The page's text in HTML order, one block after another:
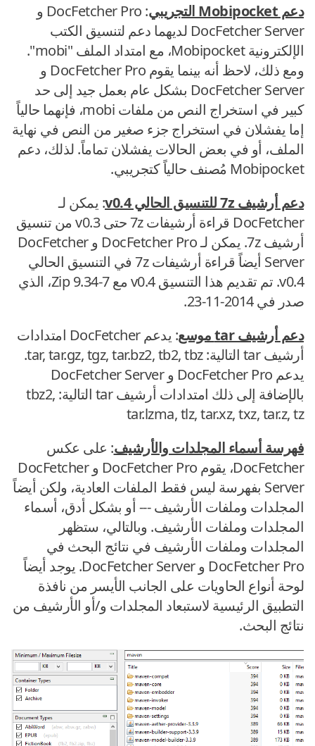
دعم Mobipocket التجريبي
: DocFetcher Pro و
DocFetcher Server لديهما دعم لتنسيق الكتب
الإلكترونية Mobipocket، مع امتداد الملف "mobi".
ومع ذلك، لاحظ أنه بينما يقوم DocFetcher Pro و
DocFetcher Server بشكل عام بعمل جيد إلى حد
كبير في استخراج النص من ملفات mobi، فإنهما حالياً
إما يفشلان في استخراج جزء صغير من النص في نهاية
الملف، أو في بعض الحالات يفشلان تماماً. لذلك، دعم
Mobipocket مُصنف حالياً كتجريبي.
دعم أرشيف 7z للتنسيق الحالي v0.4
: يمكن لـ
DocFetcher قراءة أرشيفات 7z حتى v0.3 من تنسيق
أرشيف 7z. يمكن لـ DocFetcher Pro و DocFetcher
Server أيضاً قراءة أرشيفات 7z في التنسيق الحالي
v0.4. تم تقديم هذا التنسيق v0.4 مع 7-Zip 9.34، الذي
صدر في 2014-11-23.
دعم أرشيف tar موسع
: يدعم DocFetcher امتدادات
أرشيف tar التالية: tar, tar.gz, tgz, tar.bz2, tb2, tbz.
يدعم DocFetcher Pro و DocFetcher Server
بالإضافة إلى ذلك امتدادات أرشيف tar التالية: tbz2,
tar.lzma, tlz, tar.xz, txz, tar.z, tz
فهرسة أسماء المجلدات والأرشيف: على عكس
DocFetcher، يقوم DocFetcher Pro و DocFetcher
Server بفهرسة ليس فقط الملفات العادية، ولكن أيضاً
المجلدات وملفات الأرشيف --- أو بشكل أدق، أسماء
المجلدات وملفات الأرشيف. وبالتالي، ستظهر
المجلدات وملفات الأرشيف في نتائج البحث في
DocFetcher Pro و DocFetcher Server. يوجد أيضاً
لوحة أنواع الحاويات على الجانب الأيسر من نافذة
التطبيق الرئيسية لاستبعاد المجلدات و/أو الأرشيف من
نتائج البحث.